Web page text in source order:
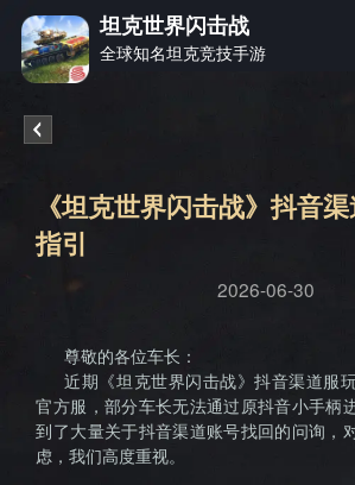
坦克世界闪击战
全球知名坦克竞技手游
《坦
世界
《坦克世界闪击战》抖音
指引
2026-06-30
尊敬的各位车长：
近期《坦克世界闪击战》抖音渠道服
官方服，部分车长无法通过原抖音小手柄
到了大量关于抖音渠道账号找回的问询，
虑，我们高度重视。